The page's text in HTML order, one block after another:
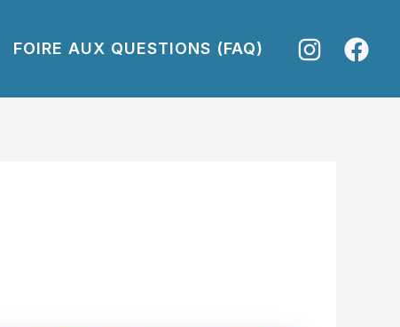
FOIRE AUX QUESTIONS (FAQ)